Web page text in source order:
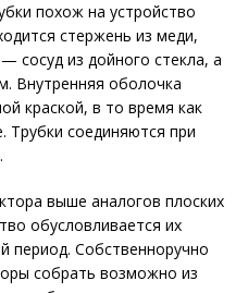
похож на устройство
стержень из меди,
сосуд из дойного стекла, а
Внутренняя оболочка
краской, в то время как
Трубки соединяются при
выше аналогов плоских
обусловливается их
период. Собственноручно
собрать возможно из